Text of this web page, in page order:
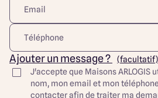
Découvrez toutes nos offres et
notre site Internet. Visuel
totalement adaptable à vos envies
personnalisable grâce à de
finition. Nous consulter pour plus
affiché comprend le coût du
hors frais de notaire et taxes. Les
Ajouter un message ?
(facultatif)
J'accepte que Maisons ARLOGIS
nom, mon email et mon
contacter afin de traiter ma